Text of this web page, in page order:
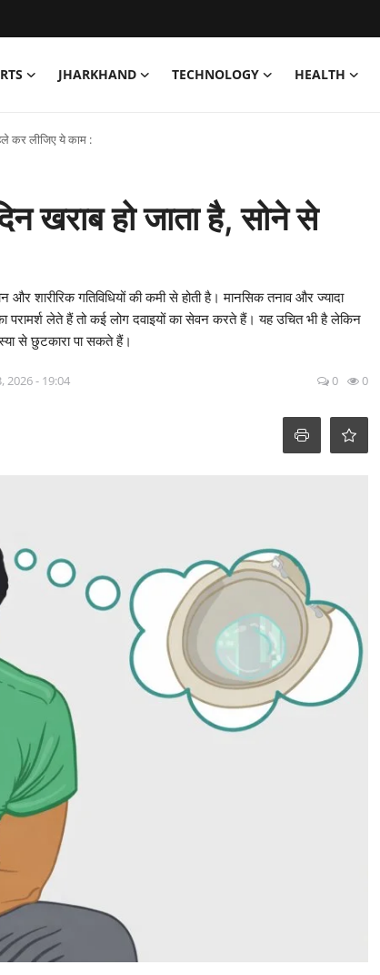
JHARKHAND TECHNOLOGY HEALTH
कर लीजिए ये काम :
खराब हो जाता है, सोने से
और शारीरिक गतिविधियों की कमी से होती है। मानसिक तनाव और ज्यादा
लेते हैं तो कई लोग दवाइयों का सेवन करते हैं। यह उचित भी है लेकिन
से छुटकारा पा सकते हैं।
2026 - 19:04 0 0